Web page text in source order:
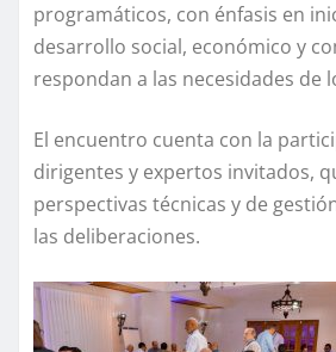
programáticos, con énfasis en
desarrollo social, económico y
respondan a las necesidades de
El encuentro cuenta con la
dirigentes y expertos invitados,
perspectivas técnicas y de
las deliberaciones.